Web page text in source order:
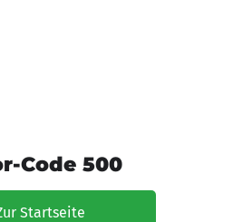
Code 500
Startseite